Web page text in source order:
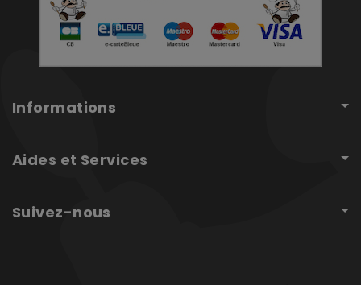
Informations
Aides et Services
Suivez-nous